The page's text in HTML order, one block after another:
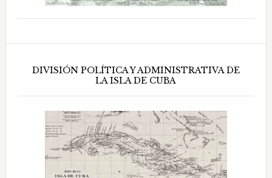
DIVISIÓN POLÍTICA Y ADMINISTRATIVA DE
LA ISLA DE CUBA